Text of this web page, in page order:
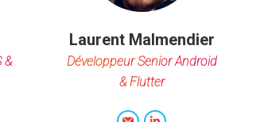
&
Laurent Malmendier
Développeur Senior Android
& Flutter